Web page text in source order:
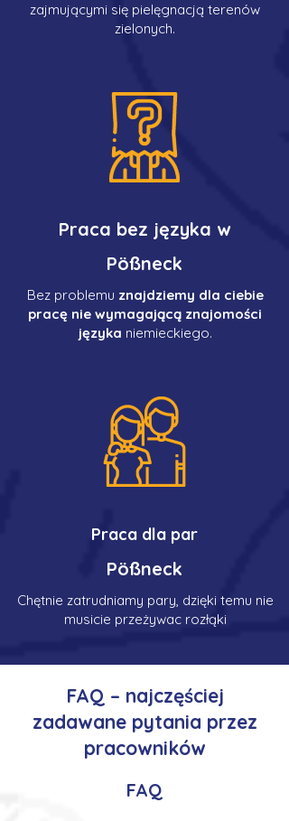
zajmującymi się pielęgnacją terenów
zielonych.
Praca bez języka w
Pößneck
Bez problemu znajdziemy dla ciebie
pracę nie wymagającą znajomości
języka niemieckiego.
Praca dla par
Pößneck
Chętnie zatrudniamy pary, dzięki temu nie
musicie przeżywac rozłąki
FAQ – najczęściej
zadawane pytania przez
pracowników
FAQ